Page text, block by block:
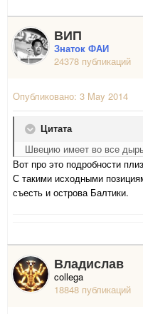
ВИП
Знаток ФАИ
24378 публикаций
Опубликовано: 3 May 2014
Цитата
Швецию имеет во все
Вот про это подробности
С такими исходными
съесть и острова Балтики.
Владислав
collega
18848 публикаций